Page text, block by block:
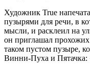
Художник True
пузырями для речи, в
мысли, и расклеил на
он приглашал прохожих
таком пустом пузыре,
Винни-Пуха и Пятачка: